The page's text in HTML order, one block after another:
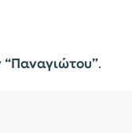
“Παναγιώτου”.